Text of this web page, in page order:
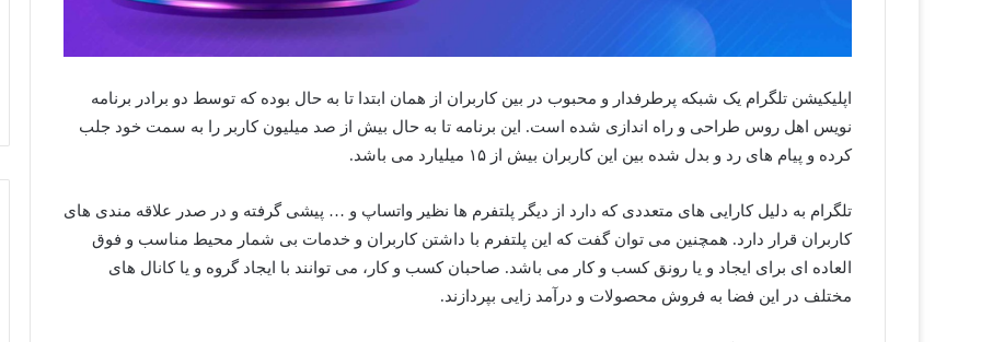
اپلیکیشن تلگرام یک شبکه پرطرفدار و محبوب در بین کاربران از همان ابتدا تا به حال بوده که توسط دو برادر برنامه
نویس اهل روس طراحی و راه اندازی شده است‌.‌ این برنامه تا به حال بیش از صد میلیون کاربر را به سمت خود جلب
کرده و پیام های رد و بدل شده بین این کاربران بیش از ۱۵ میلیارد می باشد.
تلگرام به دلیل کارایی های متعددی که دارد از دیگر پلتفرم ها نظیر واتساپ و … پیشی گرفته و در صدر علاقه مندی های
کاربران قرار دارد. همچنین می توان گفت که این پلتفرم با داشتن کاربران و خدمات بی شمار محیط مناسب و فوق
العاده ای برای ایجاد و یا رونق کسب و کار می باشد. صاحبان کسب و کار، می توانند با ایجاد گروه و یا کانال های
مختلف در این فضا به فروش محصولات و درآمد زایی بپردازند.